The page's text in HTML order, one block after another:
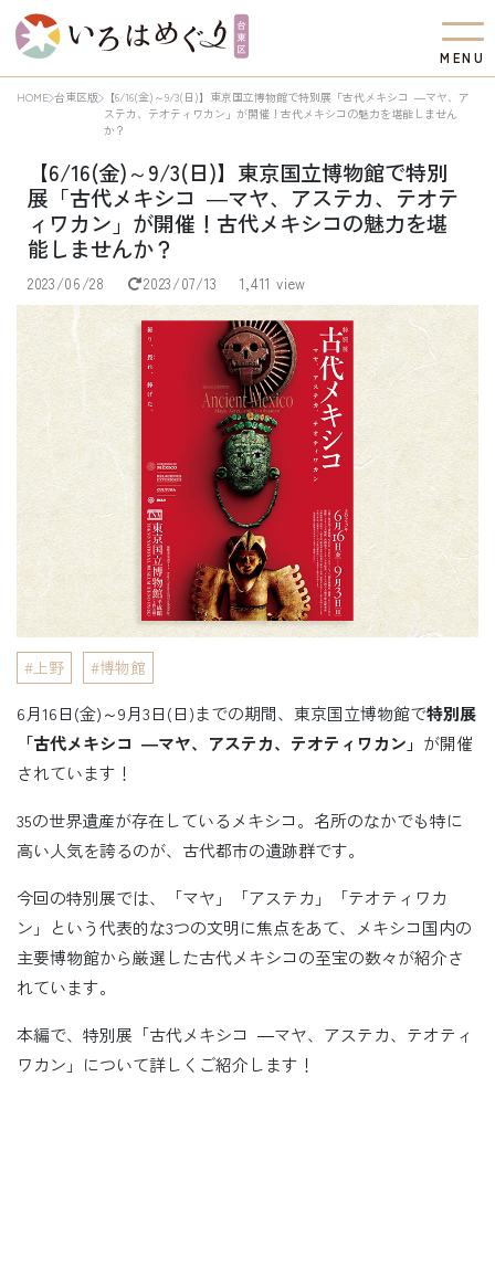
M EN U
HOME 台東区版
【6/16(金)～9/3(日)】東京国立博物館で特別展「古代メキシコ ―マヤ、ア
ステカ、テオティワカン」が開催！古代メキシコの魅力を堪能しません
か？
【6/16(金)～9/3(日)】東京国立博物館で特別
展「古代メキシコ ―マヤ、アステカ、テオテ
ィワカン」が開催！古代メキシコの魅力を堪
能しませんか？
2023/06/28 2023/07/13 1,411 view
上野 博物館
6月16日(金)～9月3日(日)までの期間、東京国立博物館で特別展
「古代メキシコ ―マヤ、アステカ、テオティワカン」 が開催
されています！
35の世界遺産が存在しているメキシコ。名所のなかでも特に
高い人気を誇るのが、古代都市の遺跡群です。
今回の特別展では、「マヤ」「アステカ」「テオティワカ
ン」という代表的な3つの文明に焦点をあて、メキシコ国内の
主要博物館から厳選した古代メキシコの至宝の数々が紹介さ
れています。
本編で、特別展「古代メキシコ ―マヤ、アステカ、テオティ
ワカン」について詳しくご紹介します！